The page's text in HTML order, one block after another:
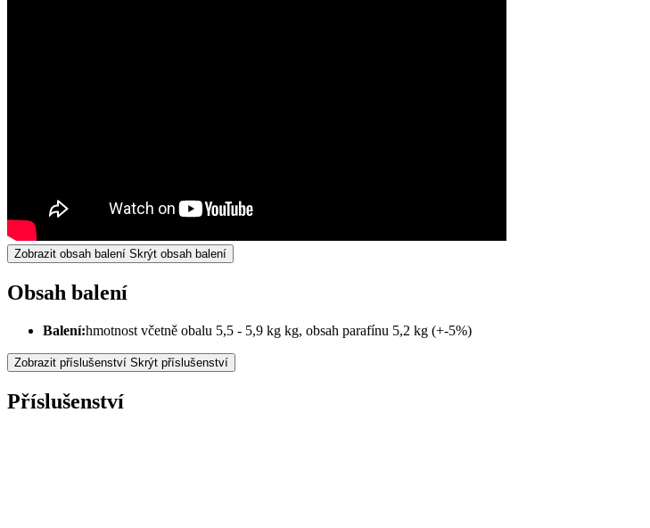
Zobrazit obsah balení Skrýt obsah balení
Obsah balení
Balení:hmotnost včetně obalu 5,5 - 5,9 kg kg, obsah parafínu 5,2 kg (+-5%)
Zobrazit příslušenství Skrýt příslušenství
Příslušenství